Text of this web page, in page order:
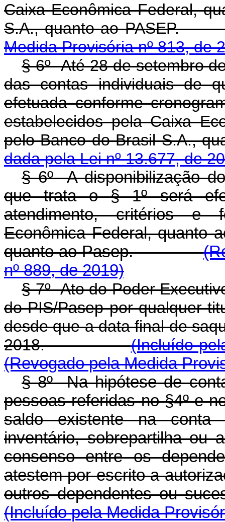
Caixa Econômica Federal,
S.A., quanto ao
Medida Provisória nº 813, de
§ 6º Até 28 de setembro
das contas individuais de
efetuada conforme
estabelecidos pela Caixa
pelo Banco do Brasil
dada pela Lei nº 13.677, de
§ 6º A disponibilização
que trata o § 1º será
atendimento, critérios e
Econômica Federal, quanto
quanto ao Pasep.
nº 889, de 2019)
§ 7º Ato do Poder
do PIS/Pasep por qualquer
desde que a data final de
2018.(Incluído
(Revogado pela Medida
§ 8º Na hipótese de
pessoas referidas no §4º e
saldo existente na conta
inventário, sobrepartilha ou
consenso entre os
atestem por escrito a
outros dependentes
(Incluído pela Medida